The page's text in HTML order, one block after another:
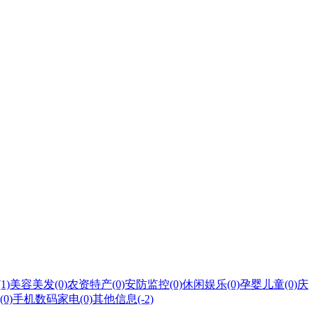
美容美发(0)农资特产(0)安防监控(0)休闲娱乐(0)孕婴儿童(0)庆
(0)手机数码家电(0)其他信息(-2)